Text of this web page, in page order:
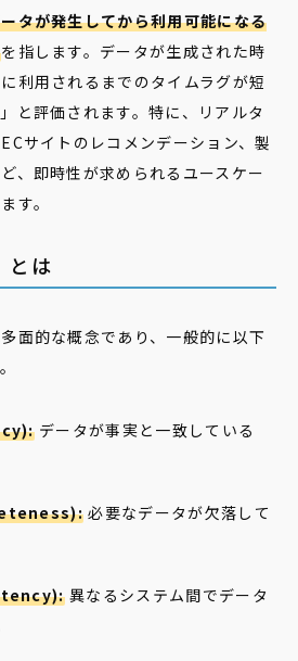
タが発生してから利用可能になる
を指します。データが生成された時
利用されるまでのタイムラグが短
と評価されます。特に、リアルタ
サイトのレコメンデーション、製
、即時性が求められるユースケー
す。
とは
面的な概念であり、一般的に以下
データが事実と一致している
必要なデータが欠落して
異なるシステム間でデータ